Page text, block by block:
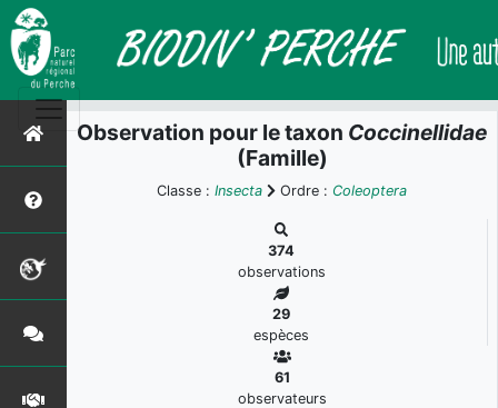
Observation pour le taxon Coccinellidae
(Famille)
Classe : Insecta Ordre : Coleoptera
374
observations
29
espèces
61
observateurs